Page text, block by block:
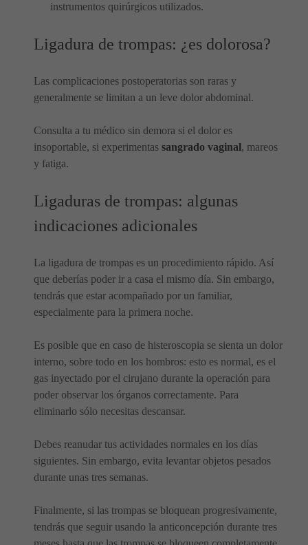
instrumentos quirúrgicos utilizados.
Ligadura de trompas: ¿es dolorosa?
Las complicaciones postoperatorias son raras y
generalmente se limitan a un leve dolor abdominal.
Consulta a tu médico sin demora si el dolor es
insoportable, si experimentas sangrado vaginal, mareos
y fatiga.
Ligaduras de trompas: algunas
indicaciones adicionales
La ligadura de trompas es un procedimiento rápido. Así
que deberías poder ir a casa el mismo día. Sin embargo,
tendrás que estar acompañado por un familiar,
especialmente para la primera noche.
Es posible que en caso de histeroscopia se sienta un dolor
interno, sobre todo en los hombros: esto es normal, es el
gas inyectado por el cirujano durante la operación para
poder observar los órganos correctamente. Para
eliminarlo sólo necesitas descansar.
Debes reanudar tus actividades normales en los días
siguientes. Sin embargo, evita levantar objetos pesados
durante unas tres semanas.
Finalmente, si las trompas se bloquean progresivamente,
tendrás que seguir usando la anticoncepción durante tres